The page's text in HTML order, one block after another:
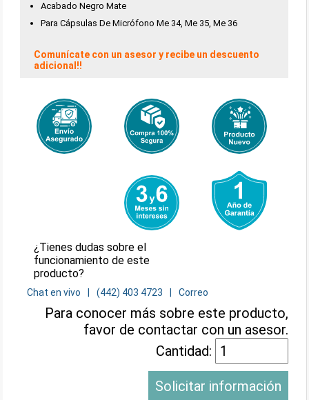
Acabado Negro Mate
Para Cápsulas De Micrófono Me 34, Me 35, Me 36
Comunícate con un asesor y recibe un descuento
adicional!!
¿Tienes dudas sobre el
funcionamiento de este
producto?
Chat en vivo (442) 403 4723 Correo
Para conocer más sobre este producto,
favor de contactar con un asesor.
Cantidad:
Solicitar información